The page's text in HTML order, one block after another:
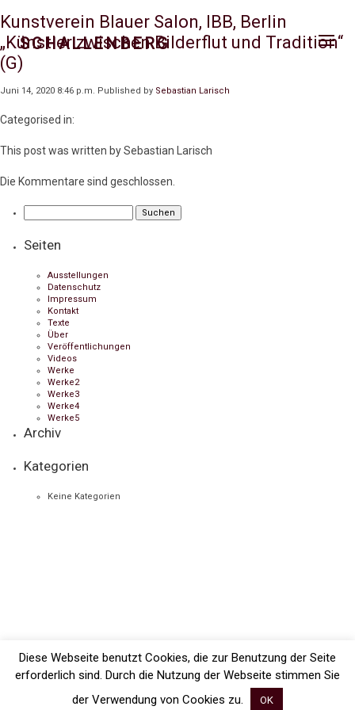
SCHALLENBERG
Kunstverein Blauer Salon, IBB, Berlin
„Künstler zwischen Bilderflut und Tradition“
(G)
Juni 14, 2020 8:46 p.m. Published by Sebastian Larisch
Categorised in:
This post was written by Sebastian Larisch
Die Kommentare sind geschlossen.
nach:
Seiten
Ausstellungen
Datenschutz
Impressum
Kontakt
Texte
Über
Veröffentlichungen
Videos
Werke
Werke2
Werke3
Werke4
Werke5
Archiv
Kategorien
Keine Kategorien
Diese Webseite benutzt Cookies, die zur Benutzung der Seite
erforderlich sind. Durch die Nutzung der Webseite stimmen Sie
der Verwendung von Cookies zu.
OK